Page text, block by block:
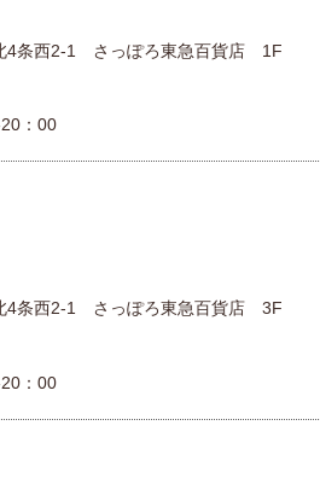
4条西2-1 さっぽろ東急百貨店 1F
20：00
4条西2-1 さっぽろ東急百貨店 3F
20：00